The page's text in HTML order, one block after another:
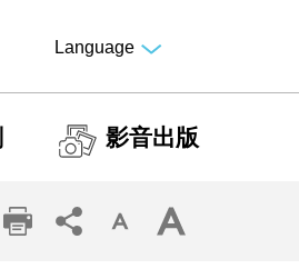
Language
影音出版